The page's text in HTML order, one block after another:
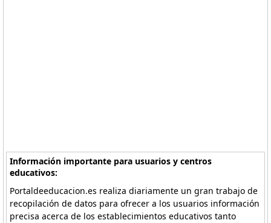
Información importante para usuarios y centros
educativos:
Portaldeeducacion.es realiza diariamente un gran trabajo de
recopilación de datos para ofrecer a los usuarios información
precisa acerca de los establecimientos educativos tanto